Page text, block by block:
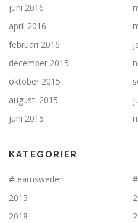
juni 2016
april 2016
februari 2016
december 2015
oktober 2015
augusti 2015
juni 2015
KATEGORIER
#teamsweden
2015
2018